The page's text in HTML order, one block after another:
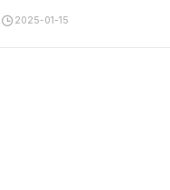
2025-01-15